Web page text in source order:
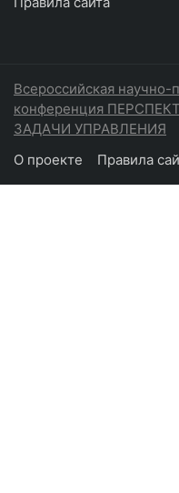
Всероссийская научно-
конференция
ЗАДАЧИ УПРАВЛЕНИЯ
О проекте Правила